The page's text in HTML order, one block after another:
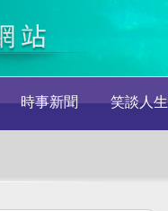
時事新聞 笑談人生